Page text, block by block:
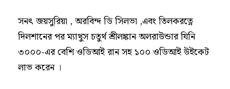
সনৎ জয়সুরিয়া , অরবিন্দ ডি সিলভা ,এবং তিলকরত্নে
দিলশানের পর ম্যাথুস চতুর্থ শ্রীলঙ্কান অলরাউন্ডার যিনি
৩০০০-এর বেশি ওডিআই রান সহ ১০০ ওডিআই উইকেট
লাভ করেন ।